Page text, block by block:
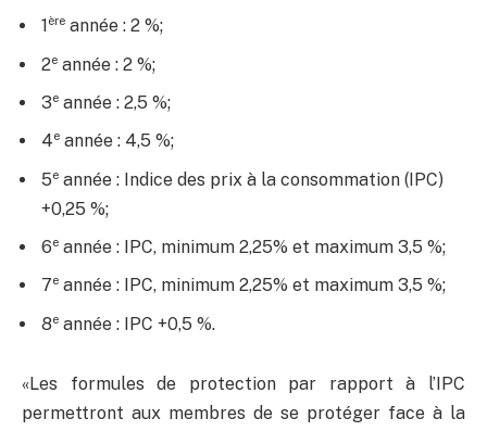
1 ère année : 2 %;
2e année : 2 %;
3e année : 2,5 %;
4e année : 4,5 %;
5e année : Indice des prix à la consommation (IPC)
+0,25 %;
6e année : IPC, minimum 2,25% et maximum 3,5 %;
7e année : IPC, minimum 2,25% et maximum 3,5 %;
8e année : IPC +0,5 %.
«Les formules de protection par rapport à l’IPC
permettront aux membres de se protéger face à la